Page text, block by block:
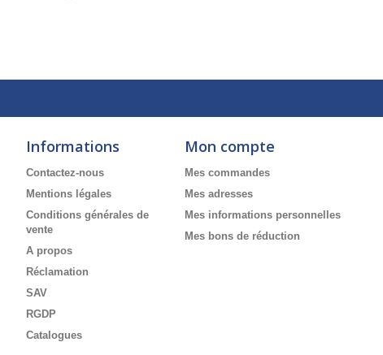
Informations
Contactez-nous
Mentions légales
Conditions générales de
vente
A propos
Réclamation
SAV
RGDP
Catalogues
Mon compte
Mes commandes
Mes adresses
Mes informations personnelles
Mes bons de réduction